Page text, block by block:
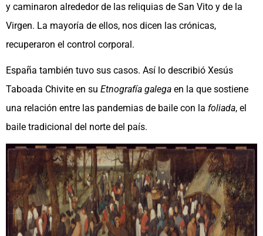
y caminaron alrededor de las reliquias de San Vito y de la
Virgen. La mayoría de ellos, nos dicen las crónicas,
recuperaron el control corporal.
España también tuvo sus casos. Así lo describió Xesús
Taboada Chivite en su Etnografía galega en la que sostiene
una relación entre las pandemias de baile con la foliada, el
baile tradicional del norte del país.